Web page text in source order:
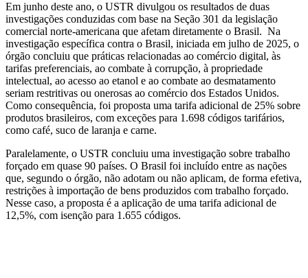
Em junho deste ano, o USTR divulgou os resultados de duas
investigações conduzidas com base na Seção 301 da legislação
comercial norte-americana que afetam diretamente o Brasil. Na
investigação específica contra o Brasil, iniciada em julho de 2025, o
órgão concluiu que práticas relacionadas ao comércio digital, às
tarifas preferenciais, ao combate à corrupção, à propriedade
intelectual, ao acesso ao etanol e ao combate ao desmatamento
seriam restritivas ou onerosas ao comércio dos Estados Unidos.
Como consequência, foi proposta uma tarifa adicional de 25% sobre
produtos brasileiros, com exceções para 1.698 códigos tarifários,
como café, suco de laranja e carne.
Paralelamente, o USTR concluiu uma investigação sobre trabalho
forçado em quase 90 países. O Brasil foi incluído entre as nações
que, segundo o órgão, não adotam ou não aplicam, de forma efetiva,
restrições à importação de bens produzidos com trabalho forçado.
Nesse caso, a proposta é a aplicação de uma tarifa adicional de
12,5%, com isenção para 1.655 códigos.